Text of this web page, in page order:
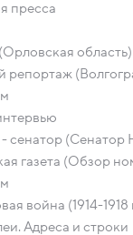
пресса
область)
репортаж
- сенатор (Сенатор
газета (Обзор
война (1914-1918
Адреса и строки